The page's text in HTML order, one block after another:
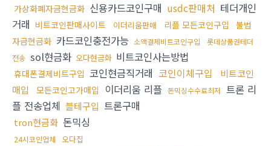
가상화폐자금현금화 신용카드코인구매 usdc판매처 테더개인
거래 비트코인판매사이트 이더리움판매 리플 모든코인구입
불법
자금현금화 카드코인충전가능 소액결제비트코인구입
롯데상품권테더
전송 sol현금화 오다현금화 비트코인사는방법
휴대폰결제비트구입 코인현금직거래 코인이체구입
비트코인
매입
모든코인고가매입 이더리움 리플 돈믹싱수수료최저 트론 리
플 전송업체 블테구입 트론구매
tron현금화 돈믹싱
24시코인업체
오다집